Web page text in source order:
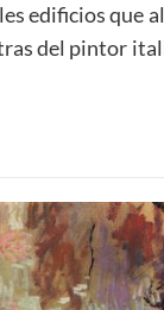
edificios que
del pintor